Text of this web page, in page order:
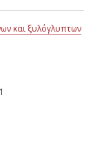
και ξυλόγλυπτων